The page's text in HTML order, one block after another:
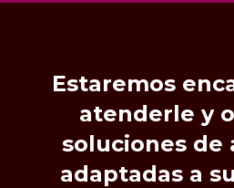
Estaremos
atenderle y
soluciones de
adaptadas a su